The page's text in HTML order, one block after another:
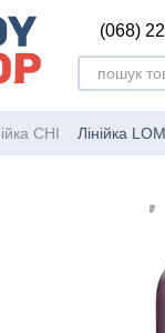
(068)
CHI Лінійка